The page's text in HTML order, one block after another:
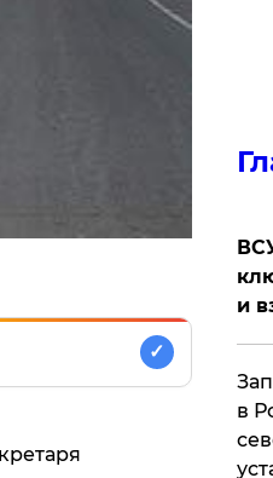
✓
и
в